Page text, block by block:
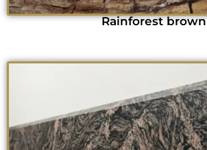
Rainforest brown